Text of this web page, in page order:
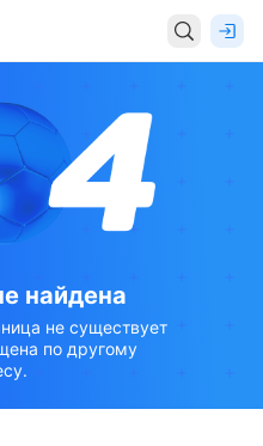
найдена
не существует
по другому